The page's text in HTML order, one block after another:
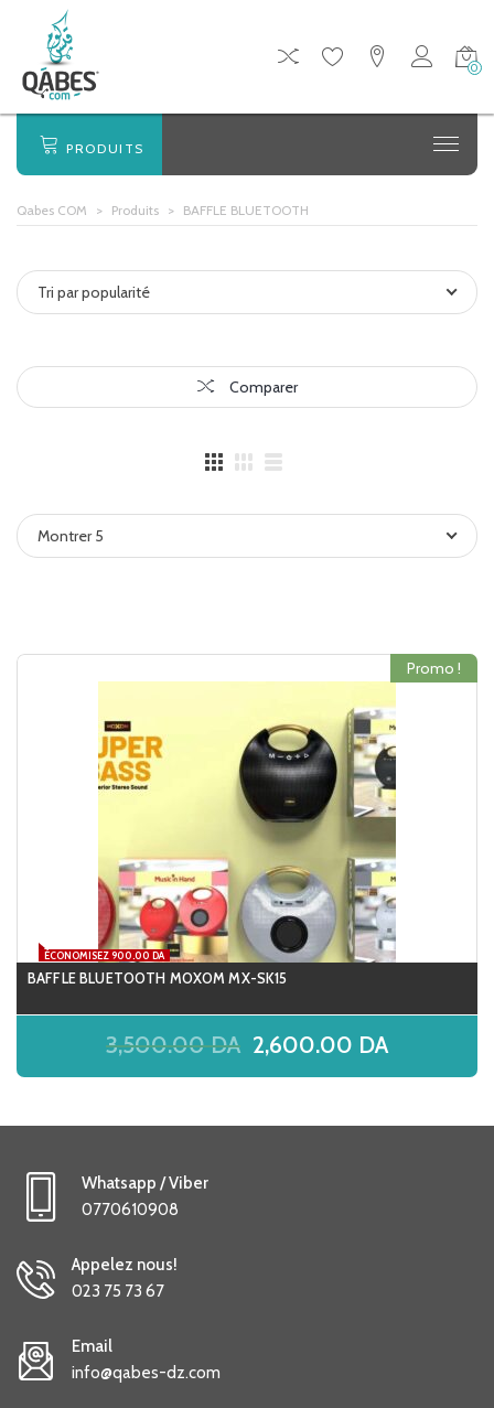
0
PRODUITS
Qabes COM > Produits > BAFFLE BLUETOOTH
Tri par popularité
Comparer
Montrer 5
ÉCONOMISEZ 900.00 DA
Promo !
BAFFLE BLUETOOTH MOXOM MX-SK15
3,500.00DA 2,600.00 DA
Whatsapp / Viber
0770610908
Appelez nous!
023 75 73 67
Email
info@qabes-dz.com